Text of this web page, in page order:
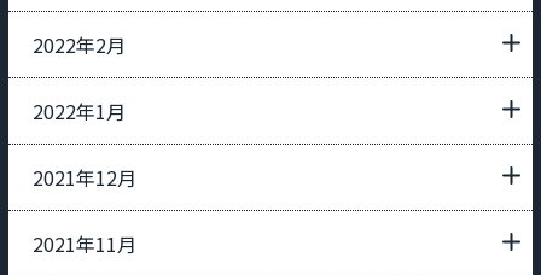
2022年2月
2022年1月
2021年12月
2021年11月